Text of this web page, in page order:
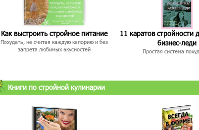
Как выстроить стройное питание
Похудеть, не считая каждую калорию и без
запрета любимых вкусностей
11 каратов стройности
бизнес-леди
Простая система
Книги по стройной кулинарии